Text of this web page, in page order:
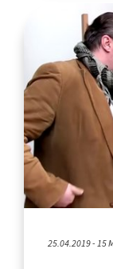
25.04.2019 - 15